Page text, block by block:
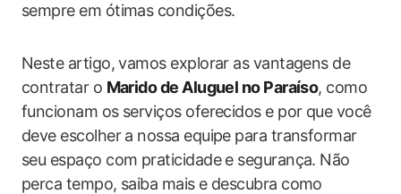
sempre em ótimas condições.
Neste artigo, vamos explorar as vantagens de
contratar o Marido de Aluguel no Paraíso, como
funcionam os serviços oferecidos e por que você
deve escolher a nossa equipe para transformar
seu espaço com praticidade e segurança. Não
perca tempo, saiba mais e descubra como